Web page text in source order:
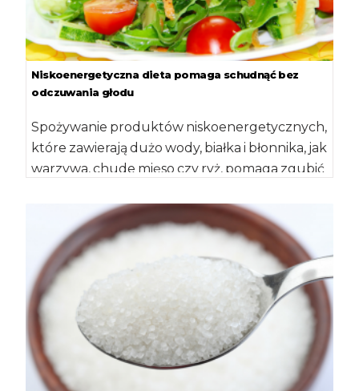
Niskoenergetyczna dieta pomaga schudnąć bez
odczuwania głodu
Spożywanie produktów niskoenergetycznych,
które zawierają dużo wody, białka i błonnika, jak
warzywa, chude mięso czy ryż, pomaga zgubić